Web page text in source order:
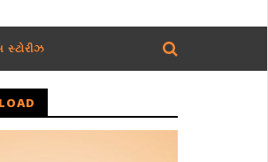
સ્ટોરીઝ